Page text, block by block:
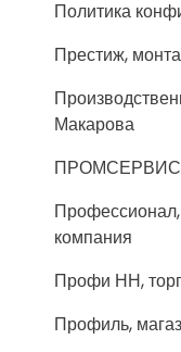
Политика
Престиж,
Макарова
компания
Профи НН,
Профиль,